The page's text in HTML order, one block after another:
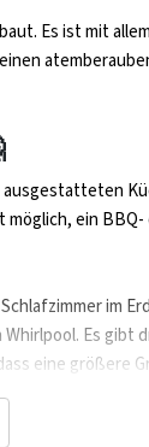
Es ist mit
ausgestatteten
ein
im
Es gibt
eine größere